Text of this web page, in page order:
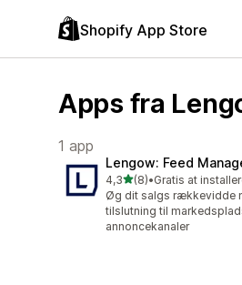
Shopify App Store
Apps fra
1 app
Lengow: Feed
4,3ud af 5 stjerner
(8)
8 anmeldelser i alt
•Gratis at
Øg dit salgs rækkevidde
tilslutning til
annoncekanaler